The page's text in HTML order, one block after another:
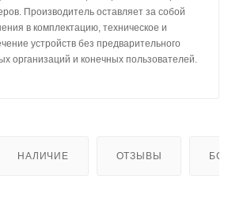
Производитель оставляет за собой
в комплектацию, техническое и
устройств без предварительного
организаций и конечных пользователей.
НАЛИЧИЕ ОТЗЫВЫ